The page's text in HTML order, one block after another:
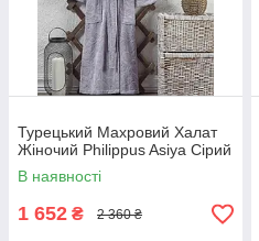
Турецький Махровий Халат
Жіночий Philippus Asiya Сірий
В наявності
1 652 ₴ 2 360 ₴